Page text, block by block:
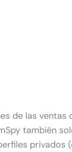
de las ventas
también
privados